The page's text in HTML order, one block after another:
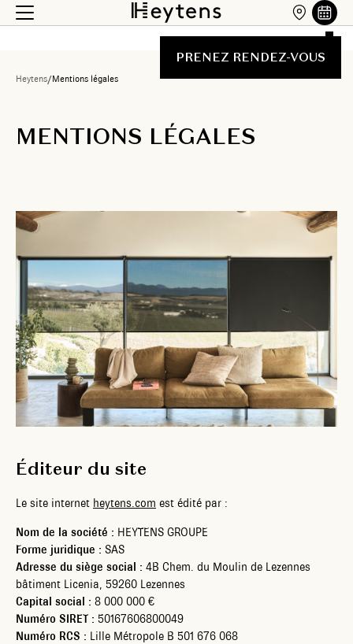
PRENEZ RENDEZ-VOUS
Heytens/Mentions légales
MENTIONS LÉGALES
Éditeur du site
Le site internet heytens.com est édité par :
Nom de la société : HEYTENS GROUPE
Forme juridique : SAS
Adresse du siège social : 4B Chem. du Moulin de Lezennes
bâtiment Licenia, 59260 Lezennes
Capital social : 8 000 000 €
Numéro SIRET : 50167606800049
Numéro RCS : Lille Métropole B 501 676 068